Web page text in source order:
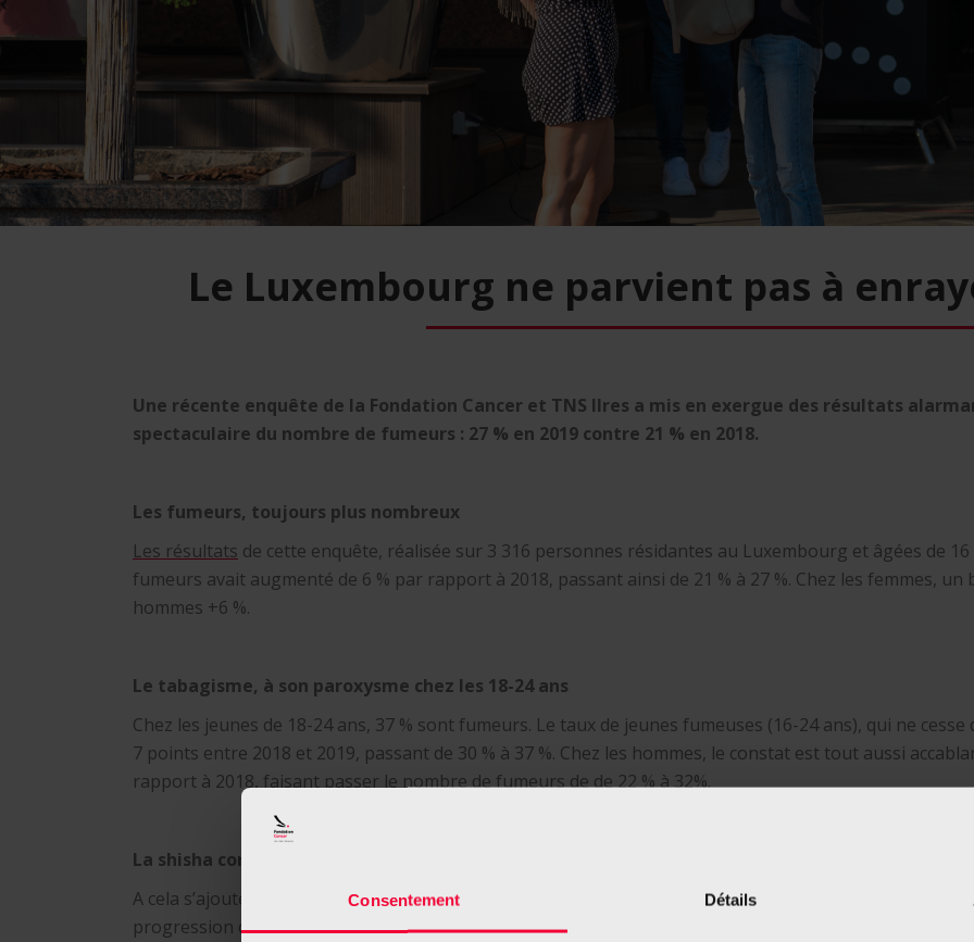
Consentement Détails
Le Luxembourg ne parvient pas à
Une récente enquête de la Fondation Cancer et TNS Ilres a mis en exergue des résultats
spectaculaire du nombre de fumeurs : 27 % en 2019 contre 21 % en 2018.
Les fumeurs, toujours plus nombreux
Les résultats de cette enquête, réalisée sur 3 316 personnes résidantes au Luxembourg et âgées de
fumeurs avait augmenté de 6 % par rapport à 2018, passant ainsi de 21 % à 27 %. Chez les femmes,
hommes +6 %.
Le tabagisme, à son paroxysme chez les 18-24 ans
Chez les jeunes de 18-24 ans, 37 % sont fumeurs. Le taux de jeunes fumeuses (16-24 ans), qui ne
7 points entre 2018 et 2019, passant de 30 % à 37 %. Chez les hommes, le constat est tout aussi
rapport à 2018, faisant passer le nombre de fumeurs de de 22 % à 32%.
La shisha continue à séduire les plus jeunes
A cela s’ajoute d’autres résultats tout aussi inquiétants à propos de la jeunesse : plus d’un ado (16-24
progression d’un point par rapport à 2018. Cette consommation enregistre également en une année